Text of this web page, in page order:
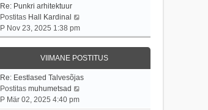
t
i
t
u
s
t
o
s
t
t
s
t
i
i
m
a
s
t
p
o
s
t
t
a
v
i
a
s
t
Re: Punkri arhitektuur
Postitas Hall Kardinal
a
t
a
v
i
P Nov 23, 2025 1:38 pm
VIIMANE POSTITUS
Re: Eestlased Talvesõjas
Postitas muhumetsad
P Mär 02, 2025 4:40 pm